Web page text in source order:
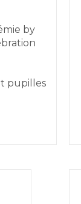
by
pupilles